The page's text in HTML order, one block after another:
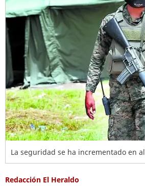
La seguridad se ha incrementado en
Redacción El Heraldo